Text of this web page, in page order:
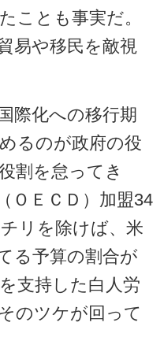
ことも事実だ。
易や移民を敵視
際化への移行期
るのが政府の役
割を怠ってき
ＯＥＣＤ）加盟34
リを除けば、米
る予算の割合が
支持した白人労
のツケが回って